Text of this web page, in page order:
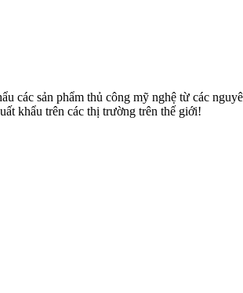
các sản phẩm thủ công mỹ nghệ từ các
khẩu trên các thị trường trên thế giới!